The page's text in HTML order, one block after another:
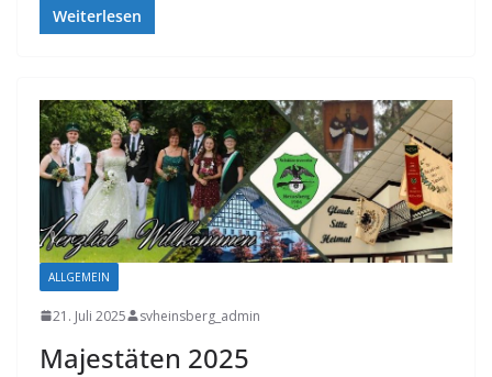
Weiterlesen
ALLGEMEIN
21. Juli 2025 svheinsberg_admin
Majestäten 2025